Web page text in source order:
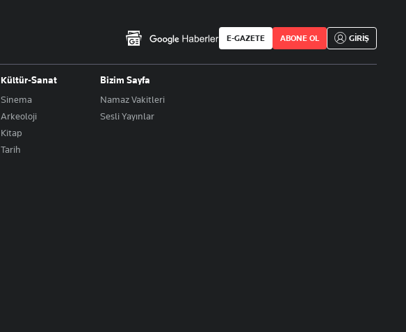
E-GAZETE ABONE OL GİRİŞ
Kültür-Sanat
Sinema
Arkeoloji
Kitap
Tarih
Bizim Sayfa
Namaz Vakitleri
Sesli Yayınlar